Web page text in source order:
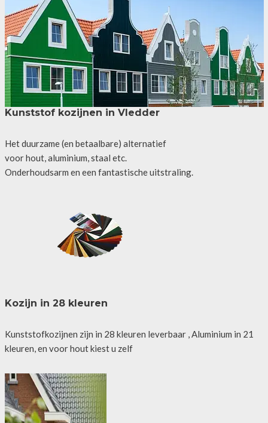
Kunststof kozijnen in Vledder
Het duurzame (en betaalbare) alternatief
voor hout, aluminium, staal etc.
Onderhoudsarm en een fantastische uitstraling.
Kozijn in 28 kleuren
Kunststofkozijnen zijn in 28 kleuren leverbaar , Aluminium in 21
kleuren, en voor hout kiest u zelf